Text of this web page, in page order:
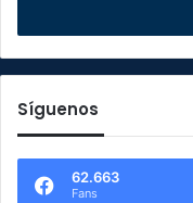
Síguenos
62.663
Fans